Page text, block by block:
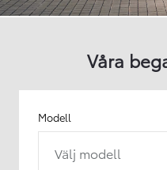
Våra
Modell
Välj modell